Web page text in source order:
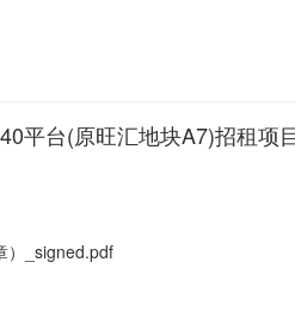
平台(原旺汇地块A7)招租项
）_signed.pdf